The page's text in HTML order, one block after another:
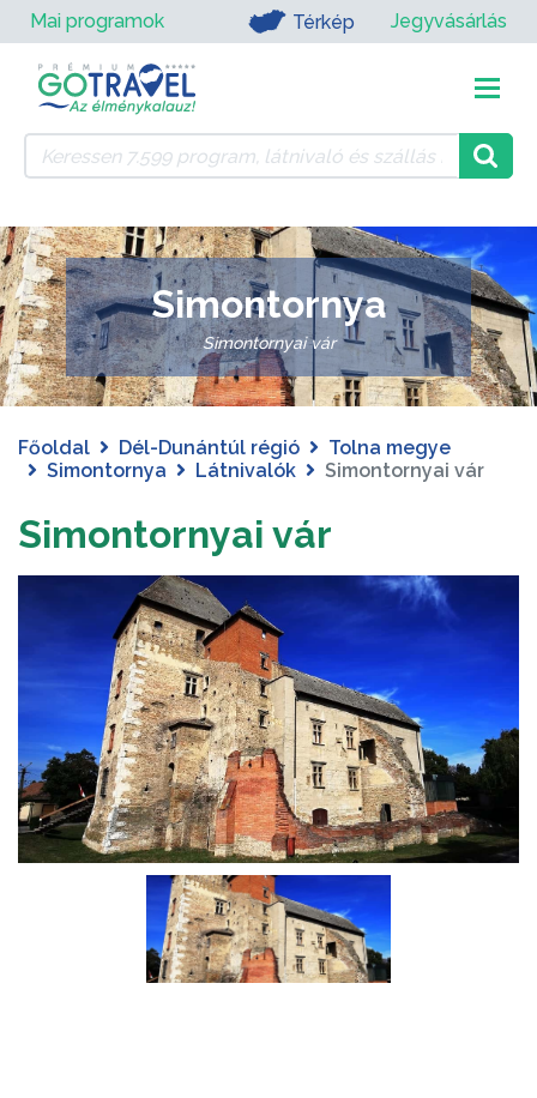
Mai programok Térkép Jegyvásárlás
Simontornya
Simontornyai vár
Főoldal Dél-Dunántúl régió
Tolna megye
Simontornya
Látnivalók Simontornyai vár
Simontornyai vár